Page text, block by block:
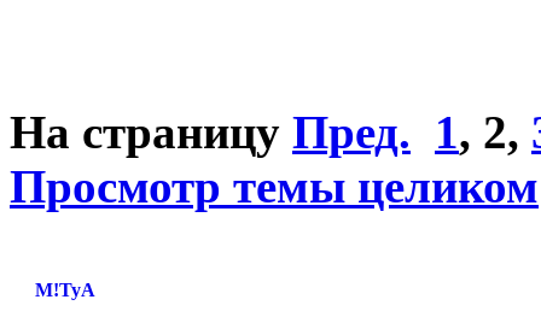
На страницу Пред. 1, 2,
Просмотр темы целиком
M!TyA